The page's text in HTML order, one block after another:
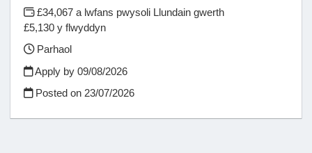
£34,067 a lwfans pwysoli Llundain gwerth
£5,130 y flwyddyn
Parhaol
Apply by 09/08/2026
Posted on 23/07/2026